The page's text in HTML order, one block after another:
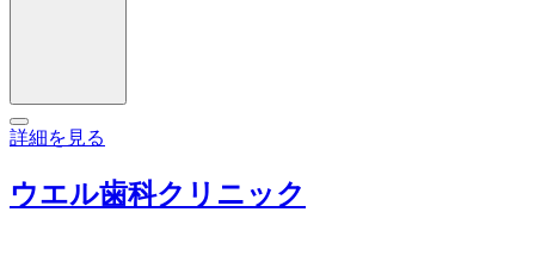
詳細を見る
ウエル歯科クリニック